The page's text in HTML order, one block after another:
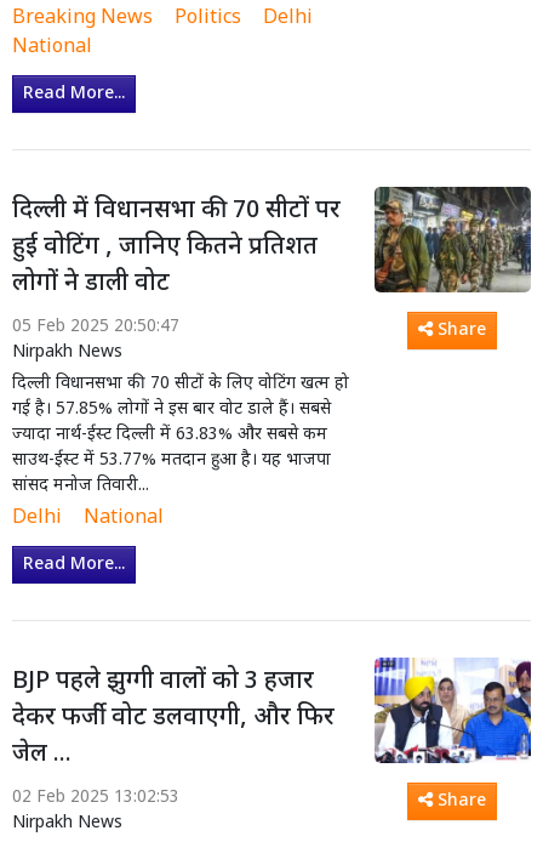
Breaking News Politics
Delhi
National
Read More...
दिल्ली में विधानसभा की 70 सीटों पर
हुई वोटिंग , जानिए कितने प्रतिशत
लोगों ने डाली वोट
05 Feb 2025 20:50:47
Nirpakh News
दिल्ली विधानसभा की 70 सीटों के लिए वोटिंग खत्म हो
गई है। 57.85% लोगों ने इस बार वोट डाले हैं। सबसे
ज्यादा नार्थ-ईस्ट दिल्ली में 63.83% और सबसे कम
साउथ-ईस्ट में 53.77% मतदान हुआ है। यह भाजपा
सांसद मनोज तिवारी...
Delhi National
Read More...
Share
BJP पहले झुग्गी वालों को 3 हजार
देकर फर्जी वोट डलवाएगी, और फिर
जेल ...
02 Feb 2025 13:02:53
Nirpakh News
Share